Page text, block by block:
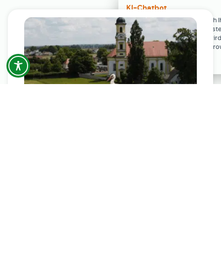
KI-Chatbot
Der KI-Chatbot steht erst nach
Einwilligung in den Cookie-
Verfügung. Der Chat-Verlauf
ausschließlich lokal in Ihrem
gespeichert.